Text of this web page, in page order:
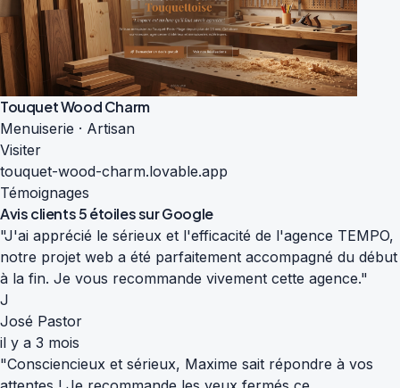
Touquet Wood Charm
Menuiserie · Artisan
Visiter
touquet-wood-charm.lovable.app
Témoignages
Avis clients5 étoiles sur Google
"J'ai apprécié le sérieux et l'efficacité de l'agence TEMPO,
notre projet web a été parfaitement accompagné du début
à la fin. Je vous recommande vivement cette agence."
J
José Pastor
il y a 3 mois
"Consciencieux et sérieux, Maxime sait répondre à vos